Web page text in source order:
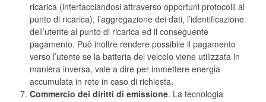
ricarica (interfacciandosi attraverso opportuni protocolli al
punto di ricarica), l’aggregazione dei dati, l’identificazione
dell’utente al punto di ricarica ed il conseguente
pagamento. Può inoltre rendere possibile il pagamento
verso l’utente se la batteria del veicolo viene utilizzata in
maniera inversa, vale a dire per immettere energia
accumulata in rete in caso di richiesta.
Commercio dei diritti di emissione. La tecnologia